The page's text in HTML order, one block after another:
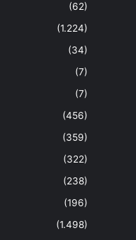
(62)
(1.224)
(34)
(7)
(7)
(456)
(359)
(322)
(238)
(196)
(1.498)